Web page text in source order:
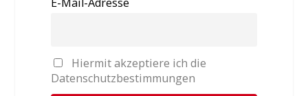
Hiermit akzeptiere ich die
Datenschutzbestimmungen